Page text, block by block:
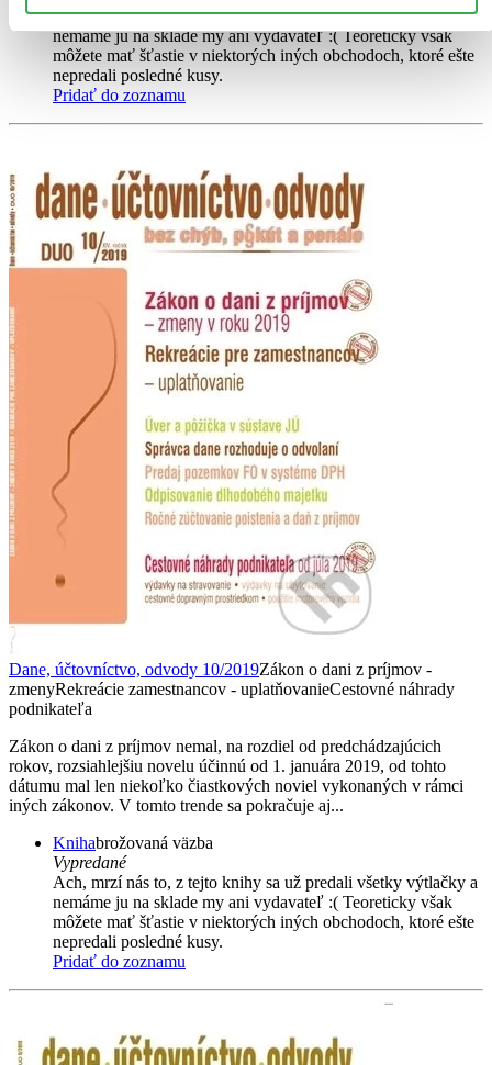
Ach, mrzí nás to, z tejto knihy sa už predali všetky výtlačky a
nemáme ju na sklade my ani vydavateľ :( Teoreticky však
môžete mať šťastie v niektorých iných obchodoch, ktoré ešte
nepredali posledné kusy.
Pridať do zoznamu
Dane, účtovníctvo, odvody 10/2019Zákon o dani z príjmov -
zmenyRekreácie zamestnancov - uplatňovanieCestovné náhrady
podnikateľa
Zákon o dani z príjmov nemal, na rozdiel od predchádzajúcich
rokov, rozsiahlejšiu novelu účinnú od 1. januára 2019, od tohto
dátumu mal len niekoľko čiastkových noviel vykonaných v rámci
iných zákonov. V tomto trende sa pokračuje aj...
Knihabrožovaná väzba
Vypredané
Ach, mrzí nás to, z tejto knihy sa už predali všetky výtlačky a
nemáme ju na sklade my ani vydavateľ :( Teoreticky však
môžete mať šťastie v niektorých iných obchodoch, ktoré ešte
nepredali posledné kusy.
Pridať do zoznamu